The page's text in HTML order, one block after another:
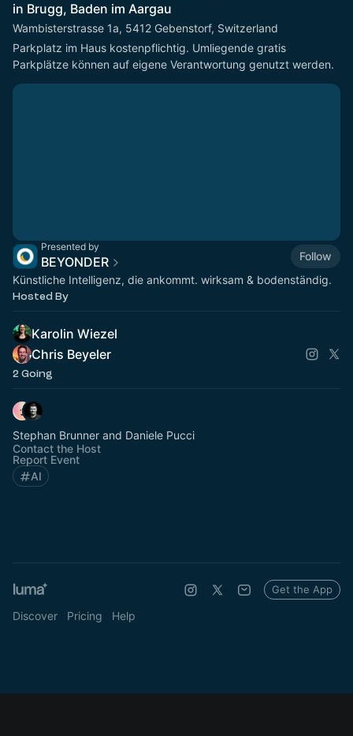
in Brugg, Baden im Aargau
Wambisterstrasse 1a, 5412 Gebenstorf, Switzerland
Parkplatz im Haus kostenpflichtig. Umliegende gratis
Parkplätze können auf eigene Verantwortung genutzt werden.
Presented by
BEYONDER
Follow
Künstliche Intelligenz, die ankommt. wirksam & bodenständig.
Hosted By
Karolin Wiezel
Chris Beyeler
2 Going
Stephan Brunner and Daniele Pucci
Contact the Host
Report Event
AI
Discover Pricing Help
Get the App